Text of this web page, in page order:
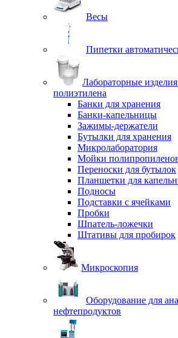
Весы
Пипетки
Лабораторные
полиэтилена
Банки для хранения
Банки-капельницы
Зажимы-держатели
Бутылки для хранения
Микролаборатория
Мойки
Переноски для бутылок
Планшетки для
Подносы
Подставки с ячейками
Пробки
Шпатель-ложечки
Штативы для пробирок
Микроскопия
Оборудование для
нефтепродуктов